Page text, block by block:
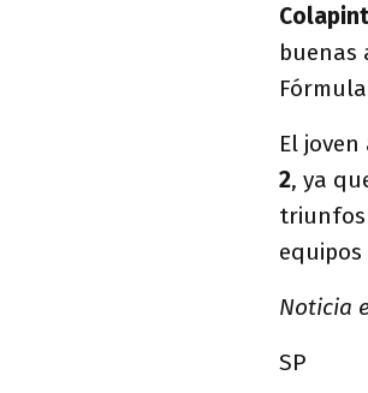
buenas
El
2, ya
triunfos
equipos
Noticia
SP